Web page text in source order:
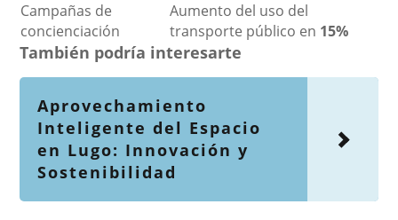
Campañas de
concienciación
Aumento del uso del
transporte público en 15%
También podría interesarte
Aprovechamiento
Inteligente del Espacio
en Lugo: Innovación y
Sostenibilidad